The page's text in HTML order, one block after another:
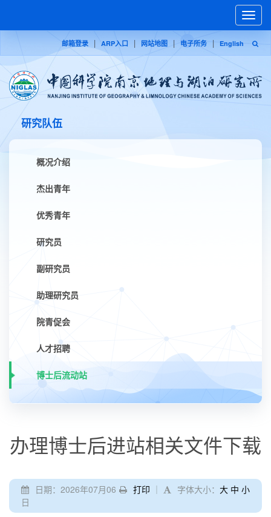
邮箱登录 | ARP入口 | 网站地图 | 电子所务 | English
Toggle
研究队伍
概况介绍
杰出青年
优秀青年
研究员
副研究员
助理研究员
院青促会
人才招聘
博士后流动站
办理博士后进站相关文件下载
打印 ｜ 字体大小： 大 中 小
日期：2026年07月06
日